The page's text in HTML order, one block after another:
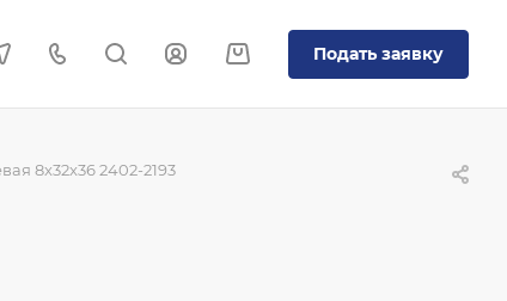
Подать заявку
8x32x36 2402-2193